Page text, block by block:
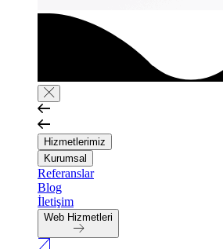
Hizmetlerimiz
Kurumsal
Referanslar
Blog
İletişim
Web Hizmetleri